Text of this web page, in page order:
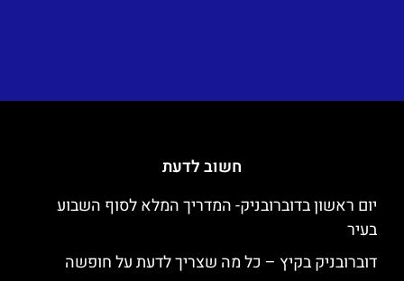
חשוב לדעת
יום ראשון בדוברובניק- המדריך המלא לסוף השבוע
בעיר
דוברובניק בקיץ – כל מה שצריך לדעת על חופשה